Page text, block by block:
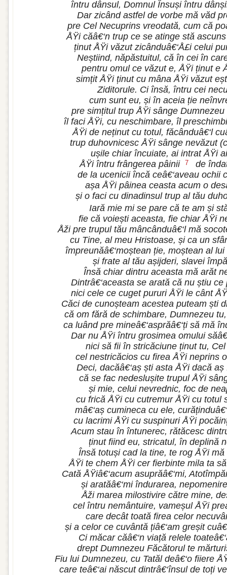
întru dânsul, Domnul Însuși întru
Dar zicând astfel de vorbe mă văd
pre Cel Necuprins vreodată, cum că
ÅŸi căâ€‘n trup ce se atinge stă
ținut ÅŸi văzut zicânduâ€‘Å£i celui
Neștiind, năpăstuitul, că în cei în
pentru omul ce văzut e, ÅŸi ținut e
simțit ÅŸi ținut cu mâna ÅŸi văzut
Ziditorule. Ci însă, întru cei
cum sunt eu, și în aceia ție
pre simțitul trup ÅŸi sânge
îl faci ÅŸi, cu neschimbare, îl
ÅŸi de neținut cu totul, făcânduâ€‘l
trup duhovnicesc ÅŸi sânge nevăzut
ușile chiar încuiate, ai intrat ÅŸi
ÅŸi întru frângerea pâinii
7
de
de la ucenicii încă ceâ€‘aveau ochii
așa ÅŸi pâinea ceasta acum o
și o faci cu dinadinsul trup al tău
Iară mie mi se pare că te am și
fie că voiești aceasta, fie chiar ÅŸi
Åži pre trupul tău mâncânduâ€‘l mă
cu Tine, al meu Hristoase, și ca un
împreunăâ€‘moștean ție, moștean al
și frate al tău așijderi, slavei
Însă chiar dintru aceasta mă arăt
Dintrâ€‘aceasta se arată că nu știu ce
nici cele ce cuget pururi ÅŸi le cânt
Căci de cunoșteam acestea puteam ști
că om fără de schimbare, Dumnezeu tu,
ca luând pre mineâ€‘asprăâ€‘ți să mă
Dar nu ÅŸi întru grosimea omului
nici să fii în stricăciune ținut tu,
cel nestricăcios cu firea ÅŸi neprins
Deci, dacăâ€‘aș ști asta ÅŸi dacă
că se fac nedeslușite trupul ÅŸi
și mie, celui nevrednic, foc de
cu frică ÅŸi cu cutremur ÅŸi cu totul
mâ€‘aș cumineca cu ele,
cu lacrimi ÅŸi cu suspinuri ÅŸi
Acum stau în întunerec, rătăcesc
ținut fiind eu, stricatul, în deplină
Însă totuși cad la tine, te rog ÅŸi
ÅŸi te chem ÅŸi cer fierbinte mila ta
Cată ÅŸiâ€‘acum asuprăâ€‘mi,
și aratăâ€‘mi îndurarea,
Åži marea milostivire către mine,
cel întru nemântuire, vameșul ÅŸi
care decât toată firea celor
și a celor ce cuvântă țiâ€‘am greșit
Ci măcar căâ€‘n viață relele
drept Dumnezeu Făcătorul te
Fiu lui Dumnezeu, cu Tatăl deâ€‘o fiiere
care teâ€‘ai născut dintrâ€‘însul de toți